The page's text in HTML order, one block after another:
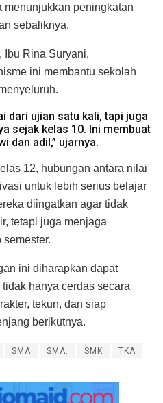
menunjukkan peningkatan
sebaliknya.
Ibu Rina Suryani,
ini membantu sekolah
dari ujian satu kali, tapi juga
sejak kelas 10. Ini membuat
dan adil,” ujarnya.
12, hubungan antara nilai
untuk lebih serius belajar
diingatkan agar tidak
tetapi juga menjaga
ini diharapkan dapat
hanya cerdas secara
tekun, dan siap
berikutnya.
SMA SMA. SMK TKA